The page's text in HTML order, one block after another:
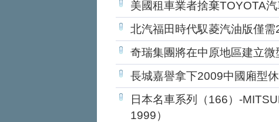
美國租車業者捨棄TOYOTA汽
北汽福田時代馭菱汽油版僅需
奇瑞集團將在中原地區建立微
長城嘉譽拿下2009中國廂型
日本名車系列（166）-
1999）